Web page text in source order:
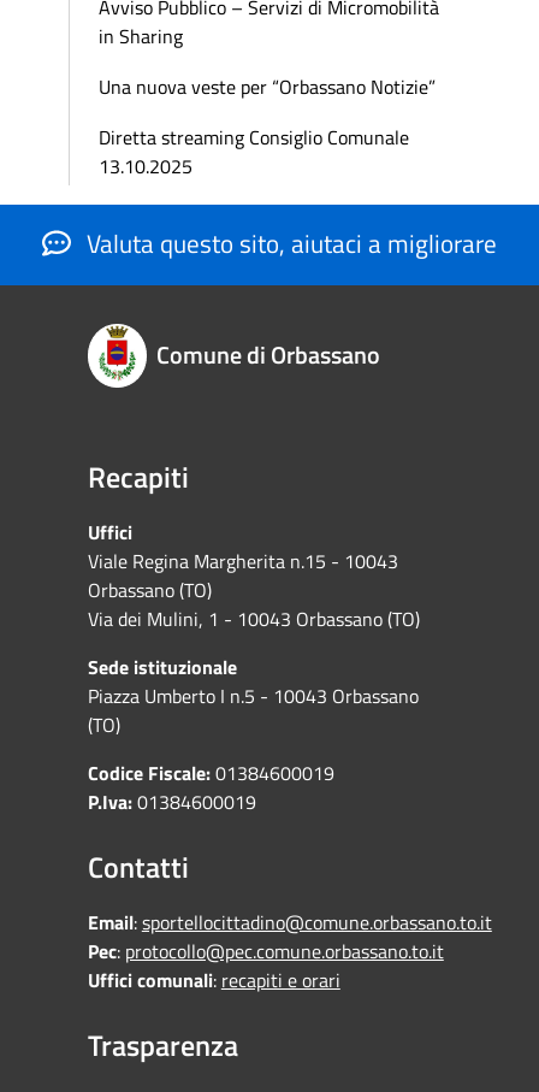
Avviso Pubblico – Servizi di Micromobilità
in Sharing
Una nuova veste per “Orbassano Notizie”
Diretta streaming Consiglio Comunale
13.10.2025
Valuta questo sito, aiutaci a migliorare
Comune di Orbassano
Recapiti
Uffici
Viale Regina Margherita n.15 - 10043
Orbassano (TO)
Via dei Mulini, 1 - 10043 Orbassano (TO)
Sede istituzionale
Piazza Umberto I n.5 - 10043 Orbassano
(TO)
Codice Fiscale:01384600019
P.Iva:01384600019
Contatti
Email:sportellocittadino@comune.orbassano.to.it
Pec: protocollo@pec.comune.orbassano.to.it
Uffici comunali: recapiti e orari
Trasparenza